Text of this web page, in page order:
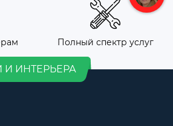
Полный спектр услуг
И ИНТЕРЬЕРА